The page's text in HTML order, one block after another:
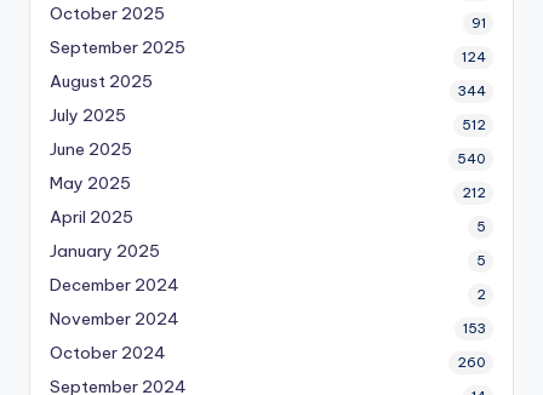
October 2025 91
September 2025 124
August 2025 344
July 2025 512
June 2025 540
May 2025 212
April 2025 5
January 2025 5
December 2024 2
November 2024 153
October 2024 260
September 2024